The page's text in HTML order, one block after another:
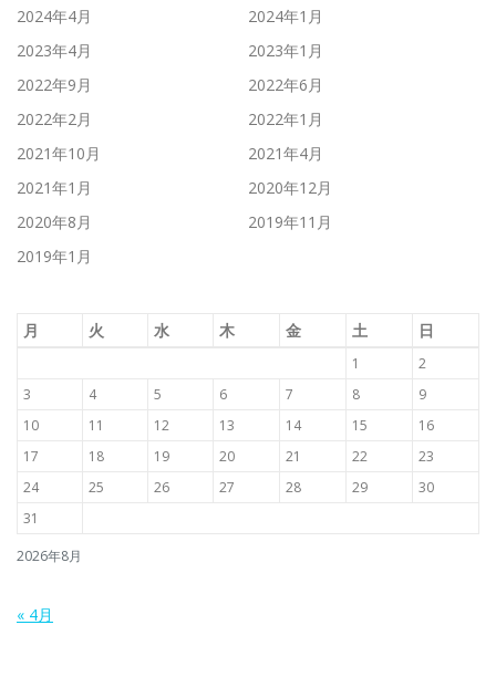
2024年4月
2024年1月
2023年4月
2023年1月
2022年9月
2022年6月
2022年2月
2022年1月
2021年10月
2021年4月
2021年1月
2020年12月
2020年8月
2019年11月
2019年1月
2026年8月
月 火 水 木 金 土 日
1
2
3
4 5 6 7 8
9
10
11 12 13 14 15
16
17
18 19 20 21 22
23
24
25 26 27 28 29
30
31
« 4月